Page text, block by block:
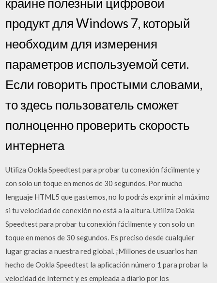
продукт для Windows 7, который
необходим для измерения
параметров используемой сети.
Если говорить простыми словами,
то здесь пользователь сможет
полноценно проверить скорость
интернета
Utiliza Ookla Speedtest para probar tu conexión fácilmente y
con solo un toque en menos de 30 segundos. Por mucho
lenguaje HTML5 que gastemos, no lo podrás exprimir al máximo
si tu velocidad de conexión no está a la altura. Utiliza Ookla
Speedtest para probar tu conexión fácilmente y con solo un
toque en menos de 30 segundos. Es preciso desde cualquier
lugar gracias a nuestra red global. ¡Millones de usuarios han
hecho de Ookla Speedtest la aplicación número 1 para probar la
velocidad de Internet y es empleada a diario por los